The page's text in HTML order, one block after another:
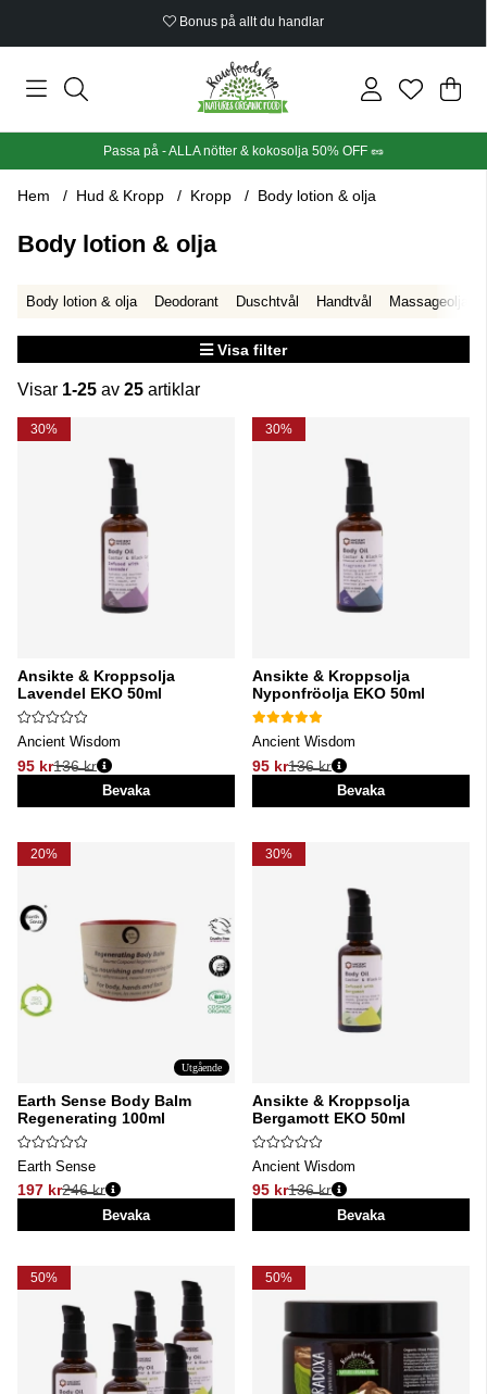
Ekologiskt certifierat
Din
.
Passa på - ALLA nötter & kokosolja 50% OFF 🥜
Hem Hud & Kropp Kropp Body lotion & olja
Body lotion & olja
Body lotion & olja Deodorant Duschtvål Handtvål Massageolja
Visa filter
Visar 1-25 av 25 artiklar
Produkter
30%
Ansikte & Kroppsolja
Lavendel EKO 50ml
Ancient Wisdom
95 kr
Ordinarie pris:
136 kr
Bevaka
30%
Ansikte & Kroppsolja
Nyponfröolja EKO 50ml
Ancient Wisdom
95 kr
Ordinarie pris:
136 kr
Bevaka
20%
Utgående
Earth Sense Body Balm
Regenerating 100ml
Earth Sense
197 kr
Ordinarie pris:
246 kr
Bevaka
30%
Ansikte & Kroppsolja
Bergamott EKO 50ml
Ancient Wisdom
95 kr
Ordinarie pris:
136 kr
Bevaka
50% 50%